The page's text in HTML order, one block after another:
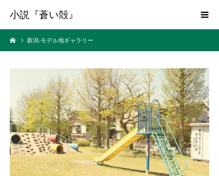
小説『蒼い殻』
新潟-モデル地ギャラリー